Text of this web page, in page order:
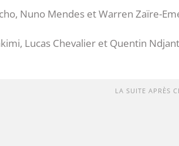
Nuno Mendes et Warren Zaïre-
Lucas Chevalier et Quentin
LA SUITE APRÈS